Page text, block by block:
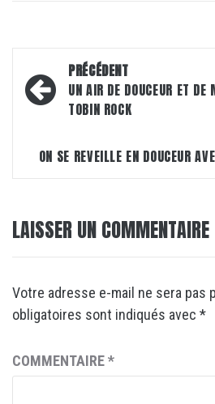
Navigation
d’article
PRÉCÉDENT
UN AIR DE DOUCEUR ET DE
TOBIN ROCK
ON SE REVEILLE EN DOUCEUR
LAISSER UN COMMENTAIRE
Votre adresse e-mail ne sera pas
obligatoires sont indiqués avec *
COMMENTAIRE*